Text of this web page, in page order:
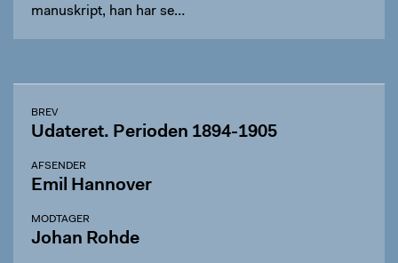
manuskript, han har se…
BREV
Udateret. Perioden 1894-1905
AFSENDER
Emil Hannover
MODTAGER
Johan Rohde